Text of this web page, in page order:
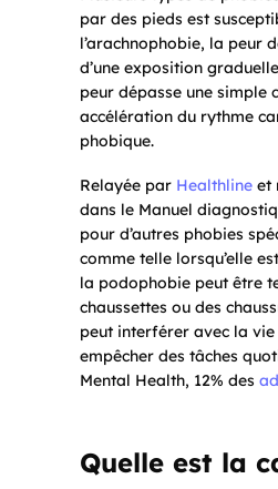
par des pieds est
l’arachnophobie, la peur
d’une exposition
peur dépasse une simple
accélération du rythme
phobique.
Relayée par Healthline et
dans le Manuel
pour d’autres phobies
comme telle lorsqu’elle
la podophobie peut être
chaussettes ou des
peut interférer avec la vie
empêcher des tâches
Mental Health, 12% des
Quelle est la